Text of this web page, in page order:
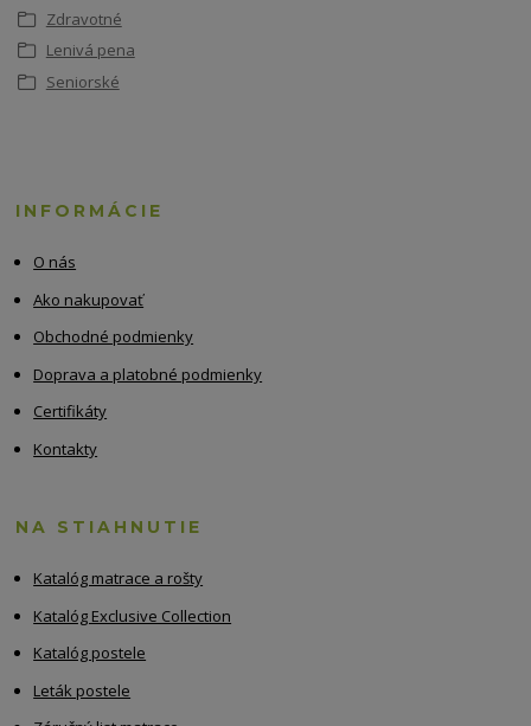
Zdravotné
Lenivá pena
Seniorské
INFORMÁCIE
O nás
Ako nakupovať
Obchodné podmienky
Doprava a platobné podmienky
Certifikáty
Kontakty
NA STIAHNUTIE
Katalóg matrace a rošty
Katalóg Exclusive Collection
Katalóg postele
Leták postele